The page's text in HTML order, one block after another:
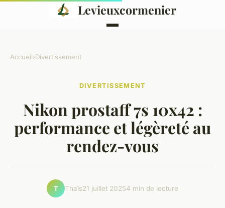
Levieuxcormenier
Accueil›Divertissement
DIVERTISSEMENT
Nikon prostaff 7s 10x42 :
performance et légèreté au
rendez-vous
T Thaïs21 juillet 20254 min de lecture